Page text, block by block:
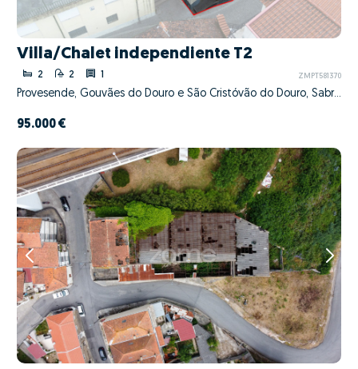
Villa/Chalet independiente T2
2 2 ZMPT581370
Provesende, Gouvães do Douro e São Cristóvão do Douro, Sabrosa, Vila Real
95.000 €